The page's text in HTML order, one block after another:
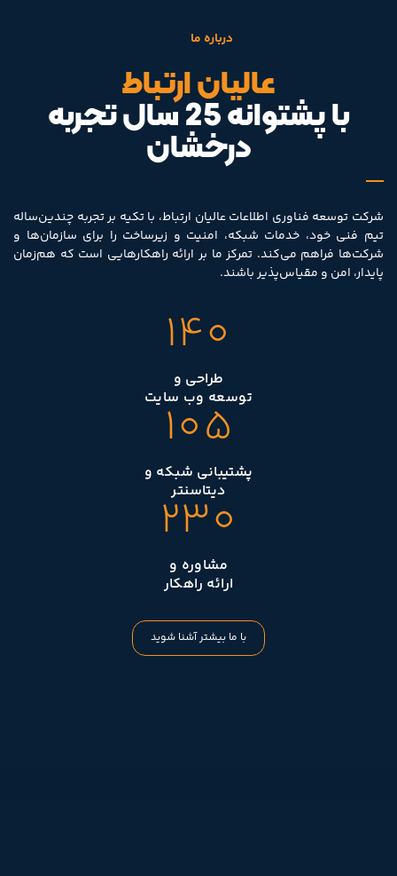
درباره ما
عالیان ارتباط
با پشتوانه 25 سال تجربه
درخشان
شرکت توسعه فناوری اطلاعات عالیان ارتباط، با تکیه بر تجربه چندین‌ساله
تیم فنی خود، خدمات شبکه، امنیت و زیرساخت را برای سازمان‌ها و
شرکت‌ها فراهم می‌کند. تمرکز ما بر ارائه راهکارهایی است که هم‌زمان
پایدار، امن و مقیاس‌پذیر باشند.
140
طراحی و
توسعه وب سایت
105
پشتیبانی شبکه و
دیتاسنتر
230
مشاوره و
ارائه راهکار
با ما بیشتر آشنا شوید